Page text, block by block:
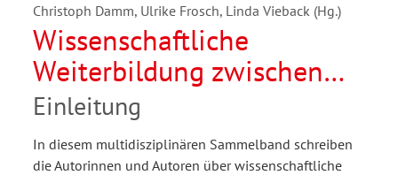
Christoph Damm, Ulrike Frosch, Linda Vieback (Hg.)
Wissenschaftliche
Weiterbildung zwischen
Forschung und Praxis
Einleitung
In diesem multidisziplinären Sammelband schreiben
die Autorinnen und Autoren über wissenschaftliche